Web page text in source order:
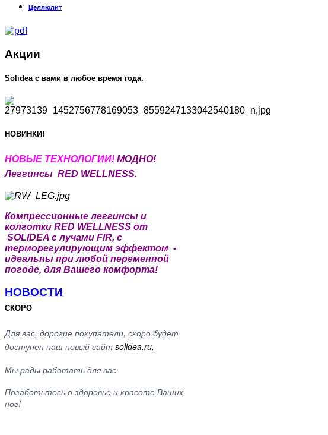
Целлюлит
Акции
Solidea c вами в любое время года.
НОВИНКИ!
НОВЫЕ ТЕХНОЛОГИИ! МОДНО!
Леггинсы RED WELLNESS.
Компрессионные леггинсы и
колготки RED WELLNESS от
SOLIDEA с лучами FIR, с
терморегулирующим эффектом -
идеальны при любой переменной
погоде, для Вашего комфорта!
НОВОСТИ
СКОРО
Для вас, дорогие покупатели, скоро будет
доступен наш новый сайт solidea.ru.
Мы рады работать для вас.
Позаботьтесь о здоровье и красоте Ваших
ног!